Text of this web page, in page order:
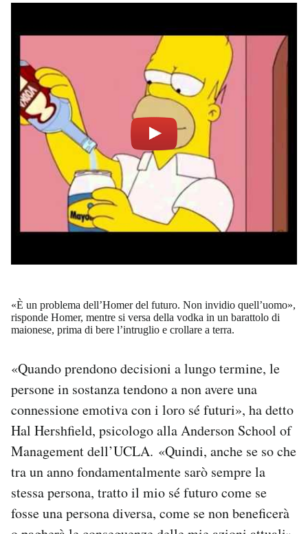
«È un problema dell’Homer del futuro. Non invidio quell’uomo»,
risponde Homer, mentre si versa della vodka in un barattolo di
maionese, prima di bere l’intruglio e crollare a terra.
«Quando prendono decisioni a lungo termine, le
persone in sostanza tendono a non avere una
connessione emotiva con i loro sé futuri», ha detto
Hal Hershfield, psicologo alla Anderson School of
Management dell’UCLA. «Quindi, anche se so che
tra un anno fondamentalmente sarò sempre la
stessa persona, tratto il mio sé futuro come se
fosse una persona diversa, come se non beneficerà